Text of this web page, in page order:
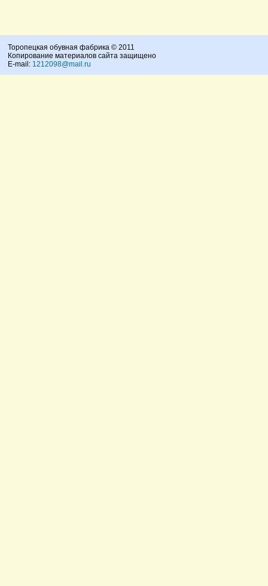
Торопецкая обувная фабрика © 2011
Копирование материалов сайта защищено
E-mail: 1212098@mail.ru